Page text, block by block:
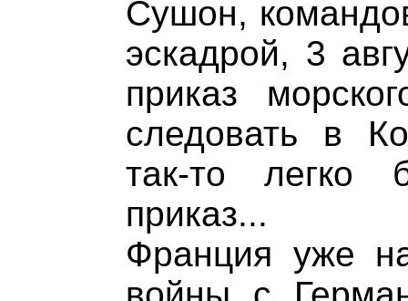
Сушон,
эскадрой, 3
приказ
следовать в
так-то легко
приказ...
Франция уже